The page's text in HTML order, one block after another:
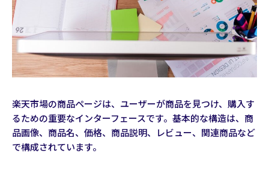
楽天市場の商品ページは、ユーザーが商品を見つけ、購入す
るための重要なインターフェースです。基本的な構造は、商
品画像、商品名、価格、商品説明、レビュー、関連商品など
で構成されています。